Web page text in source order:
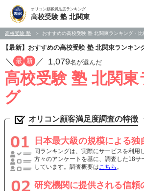
オリコン顧客満足度ランキング
高校受験 塾 北関東
高校受験 塾 おすすめの高校受験 塾 北関東ランキング・比
【最新】おすすめの高校受験 塾 北関東ランキン
／ 最 新 ／ 1,079名が選んだ
高校受験 塾 北関
グ
オリコン顧客満足度調査の特徴
日本最大級の規模による独
同ランキングは、実際にサービスを利用
方々のアンケートを基に、調査した18サ
しています。調査概要はこちら 。
研究機関に提供される信頼